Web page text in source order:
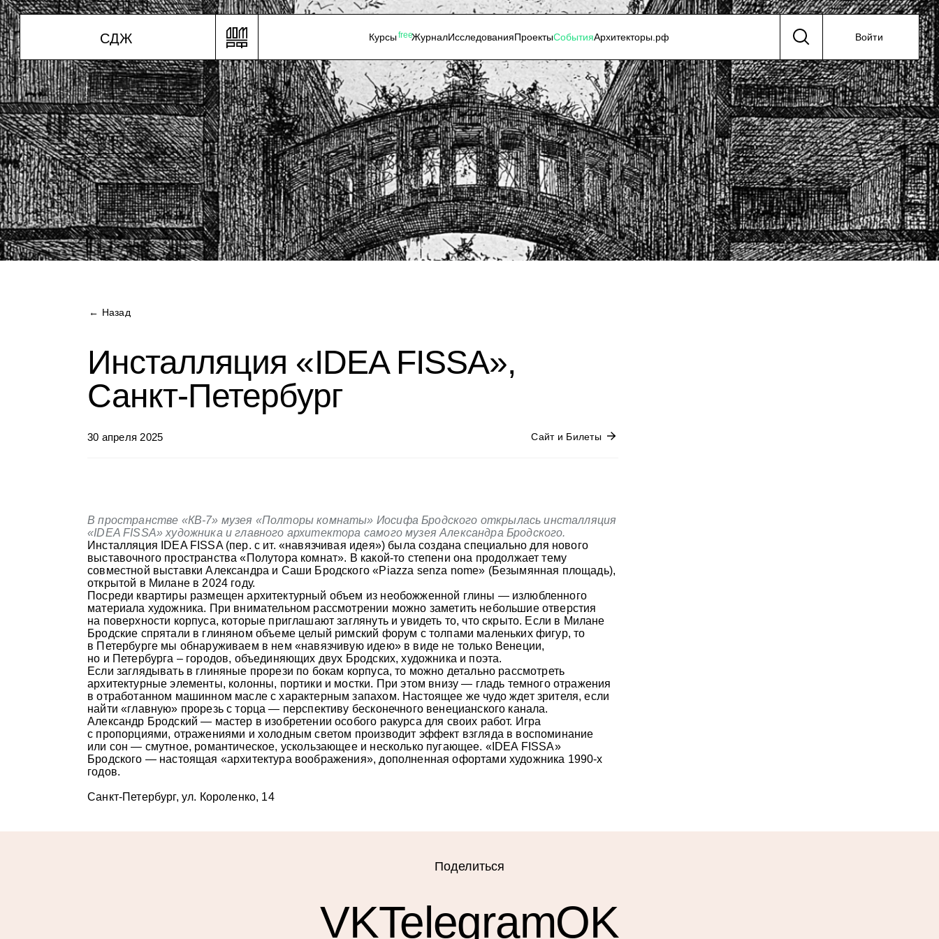
СДЖ КурсыfreeЖурналИсследованияПроектыСобытияАрхитекторы.рф Войти
← Назад
Инсталляция «IDEA FISSA»,
Санкт-Петербург
30 апреля 2025 Сайт и Билеты
В пространстве «КВ-7» музея «Полторы комнаты» Иосифа Бродского открылась инсталляция
«IDEA FISSA» художника и главного архитектора самого музея Александра Бродского.
Инсталляция IDEA FISSA (пер. с ит. «навязчивая идея») была создана специально для нового
выставочного пространства «Полутора комнат». В какой-то степени она продолжает тему
совместной выставки Александра и Саши Бродского «Piazza senza nome» (Безымянная площадь),
открытой в Милане в 2024 году.
Посреди квартиры размещен архитектурный объем из необожженной глины — излюбленного
материала художника. При внимательном рассмотрении можно заметить небольшие отверстия
на поверхности корпуса, которые приглашают заглянуть и увидеть то, что скрыто. Если в Милане
Бродские спрятали в глиняном объеме целый римский форум с толпами маленьких фигур, то
в Петербурге мы обнаруживаем в нем «навязчивую идею» в виде не только Венеции,
но и Петербурга – городов, объединяющих двух Бродских, художника и поэта.
Если заглядывать в глиняные прорези по бокам корпуса, то можно детально рассмотреть
архитектурные элементы, колонны, портики и мостки. При этом внизу — гладь темного отражения
в отработанном машинном масле с характерным запахом. Настоящее же чудо ждет зрителя, если
найти «главную» прорезь с торца — перспективу бесконечного венецианского канала.
Александр Бродский — мастер в изобретении особого ракурса для своих работ. Игра
с пропорциями, отражениями и холодным светом производит эффект взгляда в воспоминание
или сон — смутное, романтическое, ускользающее и несколько пугающее. «IDEA FISSA»
Бродского — настоящая «архитектура воображения», дополненная офортами художника 1990-х
годов.
Санкт-Петербург, ул. Короленко, 14
Поделиться
VKTelegramOK